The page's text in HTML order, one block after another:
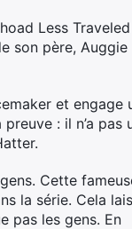
Less
son père, Auggie
et engage
: il n’a pas
Cette
la série. Cela
pas les gens. En